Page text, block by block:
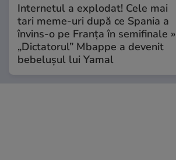
Internetul a explodat! Cele mai
tari meme-uri după ce Spania a
învins-o pe Franța în semifinale »
„Dictatorul” Mbappe a devenit
bebelușul lui Yamal